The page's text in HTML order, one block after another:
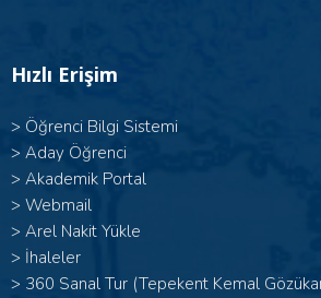
Hızlı Erişim
> Öğrenci Bilgi Sistemi
> Aday Öğrenci
> Akademik Portal
> Webmail
> Arel Nakit Yükle
> İhaleler
> 360 Sanal Tur (Tepekent Kemal